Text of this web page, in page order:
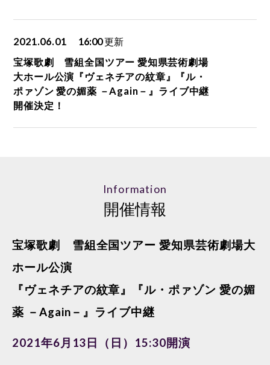
2021.06.01 16:00更新
宝塚歌劇 雪組全国ツアー 愛知県芸術劇場
大ホール公演『ヴェネチアの紋章』『ル・
ポァゾン 愛の媚薬 －Again－』ライブ中継
開催決定！
Information
開催情報
宝塚歌劇 雪組全国ツアー 愛知県芸術劇場大
ホール公演
『ヴェネチアの紋章』『ル・ポァゾン 愛の媚
薬 －Again－』ライブ中継
2021年6月13日（日）15:30開演